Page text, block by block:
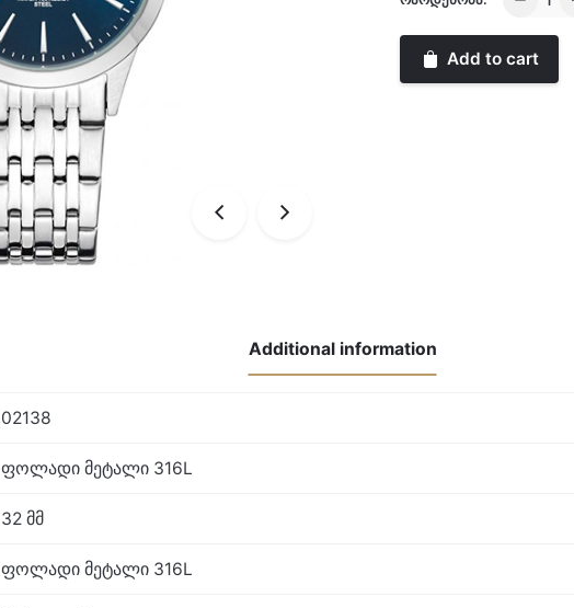
Add to cart
Additional information
02138
ფოლადი მეტალი 316L
32 მმ
ფოლადი მეტალი 316L